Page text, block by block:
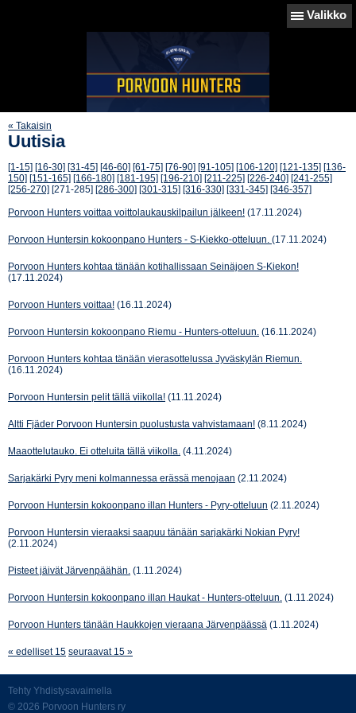
Valikko
« Takaisin
Uutisia
[1-15] [16-30] [31-45] [46-60] [61-75] [76-90] [91-105] [106-120] [121-135] [136-
150] [151-165] [166-180] [181-195] [196-210] [211-225] [226-240] [241-255]
[256-270] [271-285] [286-300] [301-315] [316-330] [331-345] [346-357]
Porvoon Hunters voittaa voittolaukauskilpailun jälkeen! (17.11.2024)
Porvoon Huntersin kokoonpano Hunters - S-Kiekko-otteluun. (17.11.2024)
Porvoon Hunters kohtaa tänään kotihallissaan Seinäjoen S-Kiekon!
(17.11.2024)
Porvoon Hunters voittaa! (16.11.2024)
Porvoon Huntersin kokoonpano Riemu - Hunters-otteluun. (16.11.2024)
Porvoon Hunters kohtaa tänään vierasottelussa Jyväskylän Riemun.
(16.11.2024)
Porvoon Huntersin pelit tällä viikolla! (11.11.2024)
Altti Fjäder Porvoon Huntersin puolustusta vahvistamaan! (8.11.2024)
Maaottelutauko. Ei otteluita tällä viikolla. (4.11.2024)
Sarjakärki Pyry meni kolmannessa erässä menojaan (2.11.2024)
Porvoon Huntersin kokoonpano illan Hunters - Pyry-otteluun (2.11.2024)
Porvoon Huntersin vieraaksi saapuu tänään sarjakärki Nokian Pyry!
(2.11.2024)
Pisteet jäivät Järvenpäähän. (1.11.2024)
Porvoon Huntersin kokoonpano illan Haukat - Hunters-otteluun. (1.11.2024)
Porvoon Hunters tänään Haukkojen vieraana Järvenpäässä (1.11.2024)
« edelliset 15 seuraavat 15 »
Tehty Yhdistysavaimella
© 2026 Porvoon Hunters ry